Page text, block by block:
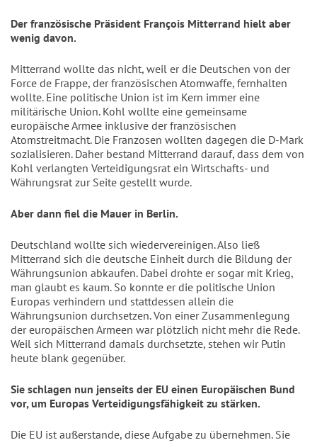
Der französische Präsident François Mitterrand hielt aber
wenig davon.
Mitterrand wollte das nicht, weil er die Deutschen von der
Force de Frappe, der französischen Atomwaffe, fernhalten
wollte. Eine politische Union ist im Kern immer eine
militärische Union. Kohl wollte eine gemeinsame
europäische Armee inklusive der französischen
Atomstreitmacht. Die Franzosen wollten dagegen die D-Mark
sozialisieren. Daher bestand Mitterrand darauf, dass dem von
Kohl verlangten Verteidigungsrat ein Wirtschafts- und
Währungsrat zur Seite gestellt wurde.
Aber dann fiel die Mauer in Berlin.
Deutschland wollte sich wiedervereinigen. Also ließ
Mitterrand sich die deutsche Einheit durch die Bildung der
Währungsunion abkaufen. Dabei drohte er sogar mit Krieg,
man glaubt es kaum. So konnte er die politische Union
Europas verhindern und stattdessen allein die
Währungsunion durchsetzen. Von einer Zusammenlegung
der europäischen Armeen war plötzlich nicht mehr die Rede.
Weil sich Mitterrand damals durchsetzte, stehen wir Putin
heute blank gegenüber.
Sie schlagen nun jenseits der EU einen Europäischen Bund
vor, um Europas Verteidigungsfähigkeit zu stärken.
Die EU ist außerstande, diese Aufgabe zu übernehmen. Sie